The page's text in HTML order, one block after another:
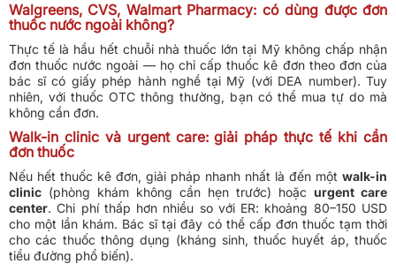
Walgreens, CVS, Walmart Pharmacy: có dùng được đơn
thuốc nước ngoài không?
Thực tế là hầu hết chuỗi nhà thuốc lớn tại Mỹ không chấp nhận
đơn thuốc nước ngoài — họ chỉ cấp thuốc kê đơn theo đơn của
bác sĩ có giấy phép hành nghề tại Mỹ (với DEA number). Tuy
nhiên, với thuốc OTC thông thường, bạn có thể mua tự do mà
không cần đơn.
Walk-in clinic và urgent care: giải pháp thực tế khi cần
đơn thuốc
Nếu hết thuốc kê đơn, giải pháp nhanh nhất là đến một walk-in
clinic (phòng khám không cần hẹn trước) hoặc urgent care
center. Chi phí thấp hơn nhiều so với ER: khoảng 80–150 USD
cho một lần khám. Bác sĩ tại đây có thể cấp đơn thuốc tạm thời
cho các thuốc thông dụng (kháng sinh, thuốc huyết áp, thuốc
tiểu đường phổ biến).